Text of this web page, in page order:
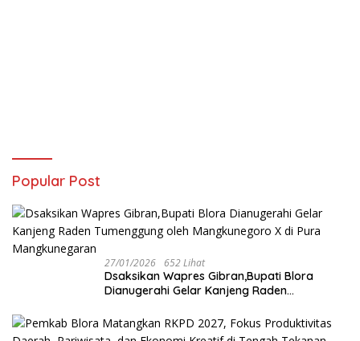
Popular Post
27/01/2026 652 Lihat
‎Dsaksikan Wapres Gibran,Bupati Blora
Dianugerahi Gelar Kanjeng Raden
Mangkunegaran